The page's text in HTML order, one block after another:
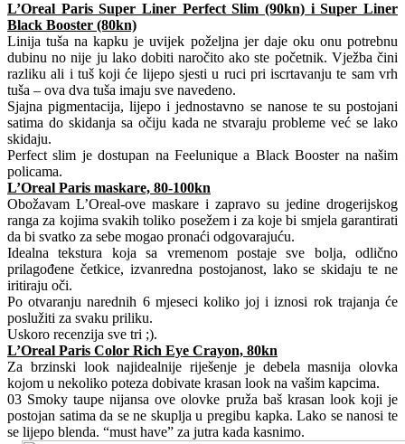
L’Oreal Paris Super Liner Perfect Slim (90kn) i Super Liner
Black Booster (80kn)
Linija tuša na kapku je uvijek poželjna jer daje oku onu potrebnu
dubinu no nije ju lako dobiti naročito ako ste početnik. Vježba čini
razliku ali i tuš koji će lijepo sjesti u ruci pri iscrtavanju te sam vrh
tuša – ova dva tuša imaju sve navedeno.
Sjajna pigmentacija, lijepo i jednostavno se nanose te su postojani
satima do skidanja sa očiju kada ne stvaraju probleme već se lako
skidaju.
Perfect slim je dostupan na Feelunique a Black Booster na našim
policama.
L’Oreal Paris maskare, 80-100kn
Obožavam L’Oreal-ove maskare i zapravo su jedine drogerijskog
ranga za kojima svakih toliko posežem i za koje bi smjela garantirati
da bi svatko za sebe mogao pronaći odgovarajuću.
Idealna tekstura koja sa vremenom postaje sve bolja, odlično
prilagođene četkice, izvanredna postojanost, lako se skidaju te ne
iritiraju oči.
Po otvaranju narednih 6 mjeseci koliko joj i iznosi rok trajanja će
poslužiti za svaku priliku.
Uskoro recenzija sve tri ;).
L’Oreal Paris Color Rich Eye Crayon, 80kn
Za brzinski look najidealnije riješenje je debela masnija olovka
kojom u nekoliko poteza dobivate krasan look na vašim kapcima.
03 Smoky taupe nijansa ove olovke pruža baš krasan look koji je
postojan satima da se ne skuplja u pregibu kapka. Lako se nanosi te
se lijepo blenda. “must have” za jutra kada kasnimo.